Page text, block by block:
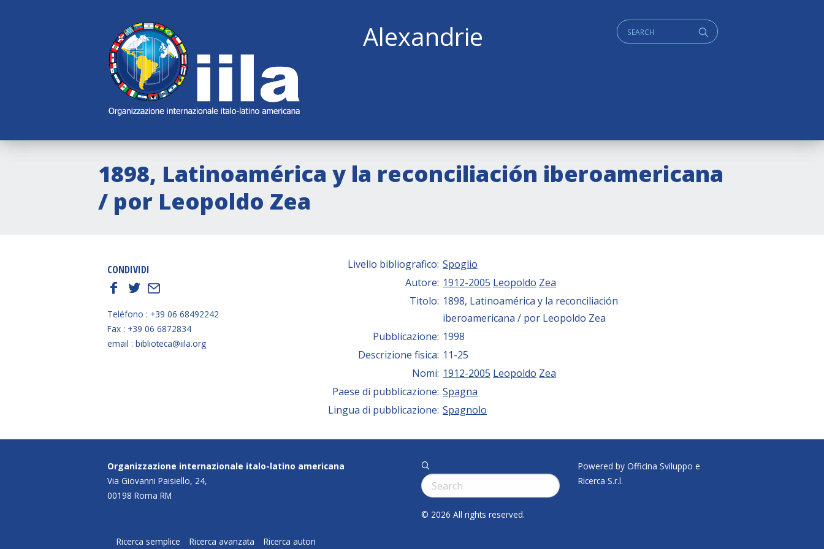
Alexandrie q
Cerca:
1898, Latinoamérica y la reconciliación iberoamericana
/ por Leopoldo Zea
Livello bibliografico: Spoglio
Autore: 1912-2005 Leopoldo Zea
Titolo: 1898, Latinoamérica y la reconciliación
iberoamericana / por Leopoldo Zea
Pubblicazione: 1998
Descrizione fisica: 11-25
Nomi: 1912-2005 Leopoldo Zea
Paese di pubblicazione: Spagna
Lingua di pubblicazione: Spagnolo
CONDIVIDI
f
t E
Teléfono : +39 06 68492242
Fax : +39 06 6872834
email : biblioteca@iila.org
Organizzazione internazionale italo-latino americana
Via Giovanni Paisiello, 24,
00198 Roma RM
Ricerca semplice Ricerca avanzata Ricerca autori
q
Cerca:
© 2026 All rights reserved.
Powered by Officina Sviluppo e
Ricerca S.r.l.